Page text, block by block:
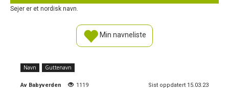
Sejer er et nordisk navn.
Min navneliste
Navn Guttenavn
Av Babyverden 1119 Sist oppdatert 15.03.23